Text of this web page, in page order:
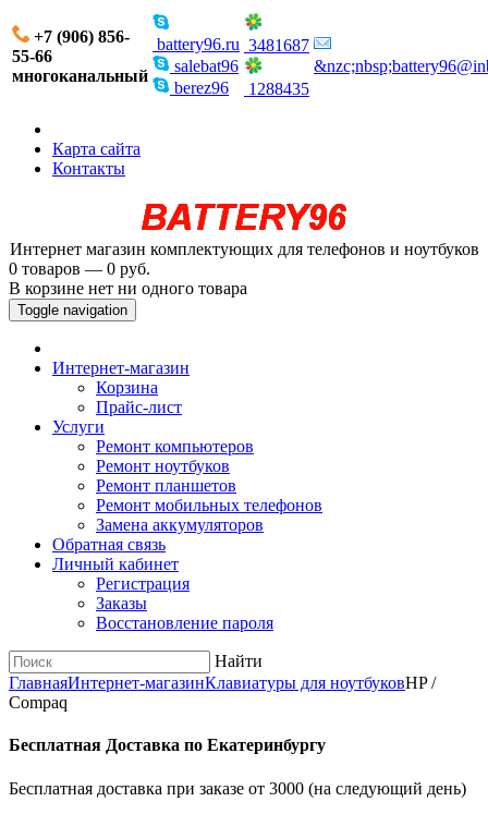
+7 (906) 856-
55-66
многоканальный
battery96.ru
salebat96
berez96
3481687
1288435
Карта сайта
Контакты
Интернет магазин комплектующих для телефонов и ноутбуков
0 товаров — 0 руб.
В корзине нет ни одного товара
Toggle navigation
Интернет-магазин
Корзина
Прайс-лист
Услуги
Ремонт компьютеров
Ремонт ноутбуков
Ремонт планшетов
Ремонт мобильных телефонов
Замена аккумуляторов
Обратная связь
Личный кабинет
Регистрация
Заказы
Восстановление пароля
Найти
ГлавнаяИнтернет-магазинКлавиатуры для ноутбуковHP /
Compaq
Бесплатная Доставка по Екатеринбургу
Бесплатная доставка при заказе от 3000 (на следующий день)